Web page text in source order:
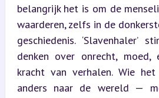
belangrijk het is om de
waarderen, zelfs in de
geschiedenis. ‘Slavenhaler’
denken over onrecht,
kracht van verhalen. Wie
anders naar de wereld —